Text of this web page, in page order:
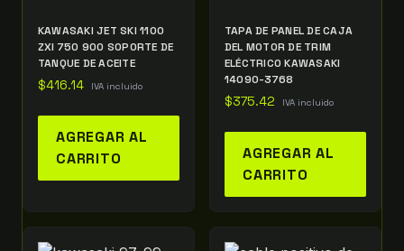
KAWASAKI JET SKI 1100
ZXI 750 900 SOPORTE DE
TANQUE DE ACEITE
$416.14 IVA incluido
AGREGAR AL
CARRITO
TAPA DE PANEL DE CAJA
DEL MOTOR DE TRIM
ELÉCTRICO KAWASAKI
14090-3768
$375.42 IVA incluido
AGREGAR AL
CARRITO